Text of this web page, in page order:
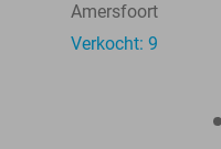
Amersfoort
Verkocht: 9